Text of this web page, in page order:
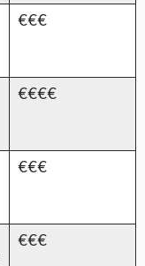
€€€
€€€€
€€€
€€€